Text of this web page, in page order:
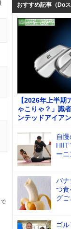
おすすめ記事（Doス
【2026年上半期
ゃこりゃ？」識
ンテッドアイア
自
HIIT
ーニ
バナ
つ食
グご
ゴ